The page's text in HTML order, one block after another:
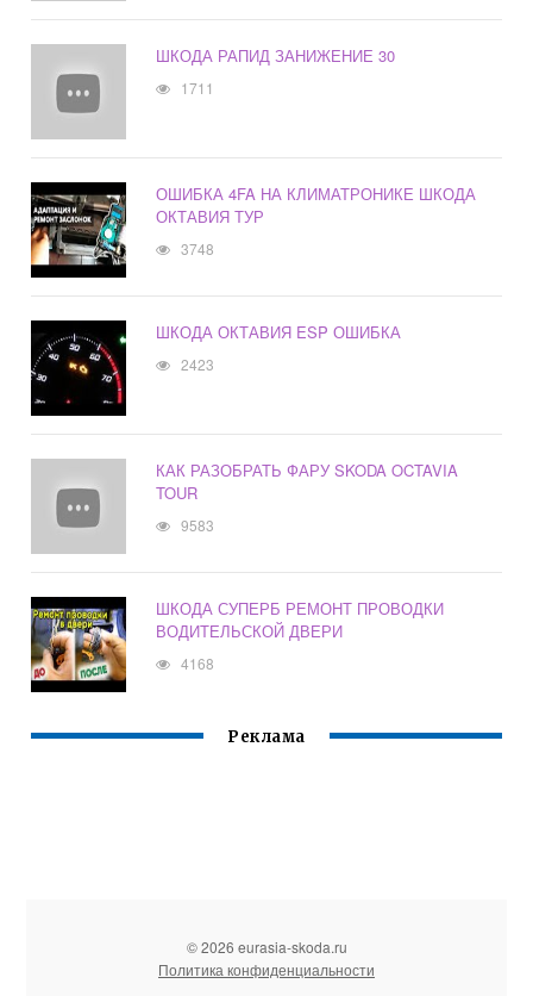
ШКОДА РАПИД ЗАНИЖЕНИЕ 30
1711
ОШИБКА 4FA НА КЛИМАТРОНИКЕ ШКОДА
ОКТАВИЯ ТУР
3748
ШКОДА ОКТАВИЯ ESP ОШИБКА
2423
КАК РАЗОБРАТЬ ФАРУ SKODA OCTAVIA
TOUR
9583
ШКОДА СУПЕРБ РЕМОНТ ПРОВОДКИ
ВОДИТЕЛЬСКОЙ ДВЕРИ
4168
Реклама
© 2026 eurasia-skoda.ru
Политика конфиденциальности